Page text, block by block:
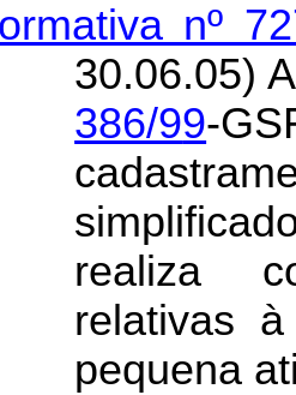
nº
30.06.05)
386/99-
realiza
relativas
pequena